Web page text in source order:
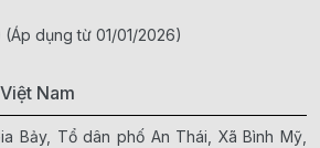
(Áp dụng từ 01/01/2026)
Nam
Bảy, Tổ dân phố An Thái, Xã Bình Mỹ,